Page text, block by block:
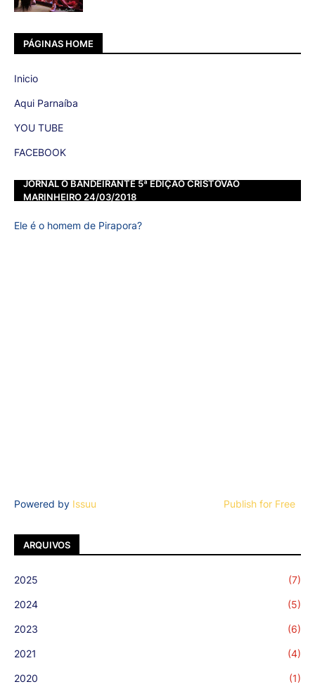
PÁGINAS HOME
Inicio
Aqui Parnaíba
YOU TUBE
FACEBOOK
JORNAL O BANDEIRANTE 5ª EDIÇÃO CRISTOVÃO
MARINHEIRO 24/03/2018
Ele é o homem de Pirapora?
Powered by Issuu Publish for Free
ARQUIVOS
2025 (7)
2024 (5)
2023 (6)
2021 (4)
2020 (1)